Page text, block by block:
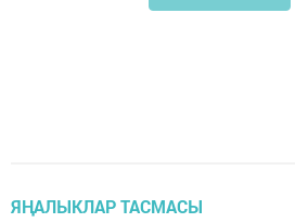
ЯҢАЛЫКЛАР ТАСМАСЫ